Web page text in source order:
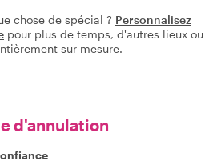
chose de spécial ? Personnalisez
pour plus de temps, d'autres lieux ou
sur mesure.
d'annulation